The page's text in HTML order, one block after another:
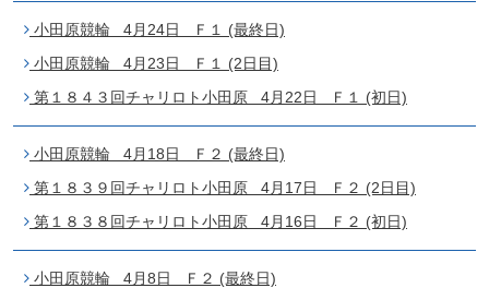
小田原競輪 4月24日 Ｆ１ (最終日)
小田原競輪 4月23日 Ｆ１ (2日目)
第１８４３回チャリロト小田原 4月22日 Ｆ１ (初日)
小田原競輪 4月18日 Ｆ２ (最終日)
第１８３９回チャリロト小田原 4月17日 Ｆ２ (2日目)
第１８３８回チャリロト小田原 4月16日 Ｆ２ (初日)
小田原競輪 4月8日 Ｆ２ (最終日)